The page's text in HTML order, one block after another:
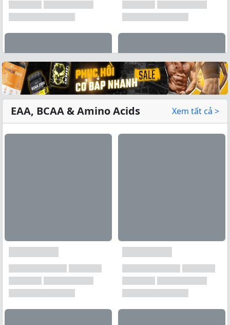
Xem tất cả →
EAA, BCAA & Amino Acids Xem tất cả >